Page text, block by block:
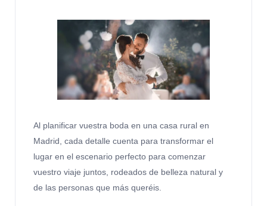
Al planificar vuestra boda en una casa rural en
Madrid, cada detalle cuenta para transformar el
lugar en el escenario perfecto para comenzar
vuestro viaje juntos, rodeados de belleza natural y
de las personas que más queréis.